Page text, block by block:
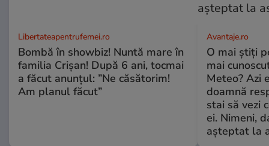
Libertateapentrufemei.ro
Bombă în showbiz! Nuntă mare în
familia Crișan! După 6 ani, tocmai
a făcut anunțul: ”Ne căsătorim!
Am planul făcut”
Avantaje.ro
O mai știți
mai
Meteo? Azi
doamnă
stai să vezi
ei. Nimeni,
așteptat la